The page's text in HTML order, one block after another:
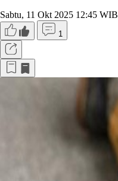
Sabtu, 11 Okt 2025 12:45 WIB
1